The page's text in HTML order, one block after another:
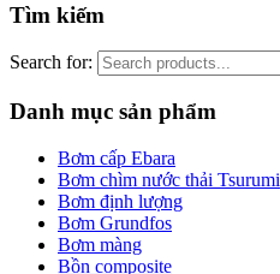
Tìm kiếm
Search for:
Danh mục sản phẩm
Bơm cấp Ebara
Bơm chìm nước thải Tsurumi
Bơm định lượng
Bơm Grundfos
Bơm màng
Bồn composite